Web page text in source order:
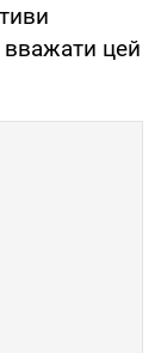
вважати цей